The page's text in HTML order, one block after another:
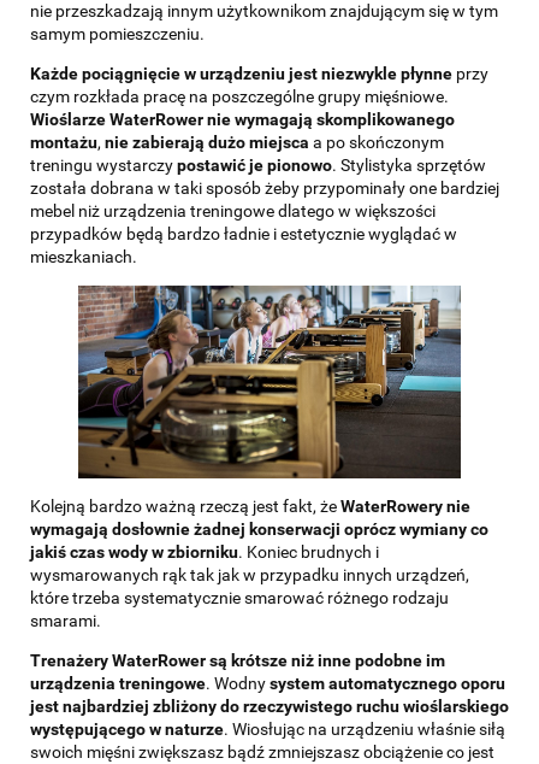
nie przeszkadzają innym użytkownikom znajdującym się w tym
samym pomieszczeniu.
Każde pociągnięcie w urządzeniu jest niezwykle płynne przy
czym rozkłada pracę na poszczególne grupy mięśniowe.
Wioślarze WaterRower nie wymagają skomplikowanego
montażu, nie zabierają dużo miejsca a po skończonym
treningu wystarczypostawić je pionowo. Stylistyka sprzętów
została dobrana w taki sposób żeby przypominały one bardziej
mebel niż urządzenia treningowe dlatego w większości
przypadków będą bardzo ładnie i estetycznie wyglądać w
mieszkaniach.
Kolejną bardzo ważną rzeczą jest fakt, żeWaterRowery nie
wymagają dosłownie żadnej konserwacji oprócz wymiany co
jakiś czas wody w zbiorniku. Koniec brudnych i
wysmarowanych rąk tak jak w przypadku innych urządzeń,
które trzeba systematycznie smarować różnego rodzaju
smarami.
Trenażery WaterRower są krótsze niż inne podobne im
urządzenia treningowe. Wodnysystem automatycznego oporu
jest najbardziej zbliżony do rzeczywistego ruchu wioślarskiego
występującego w naturze. Wiosłując na urządzeniu właśnie siłą
swoich mięśni zwiększasz bądź zmniejszasz obciążenie co jest